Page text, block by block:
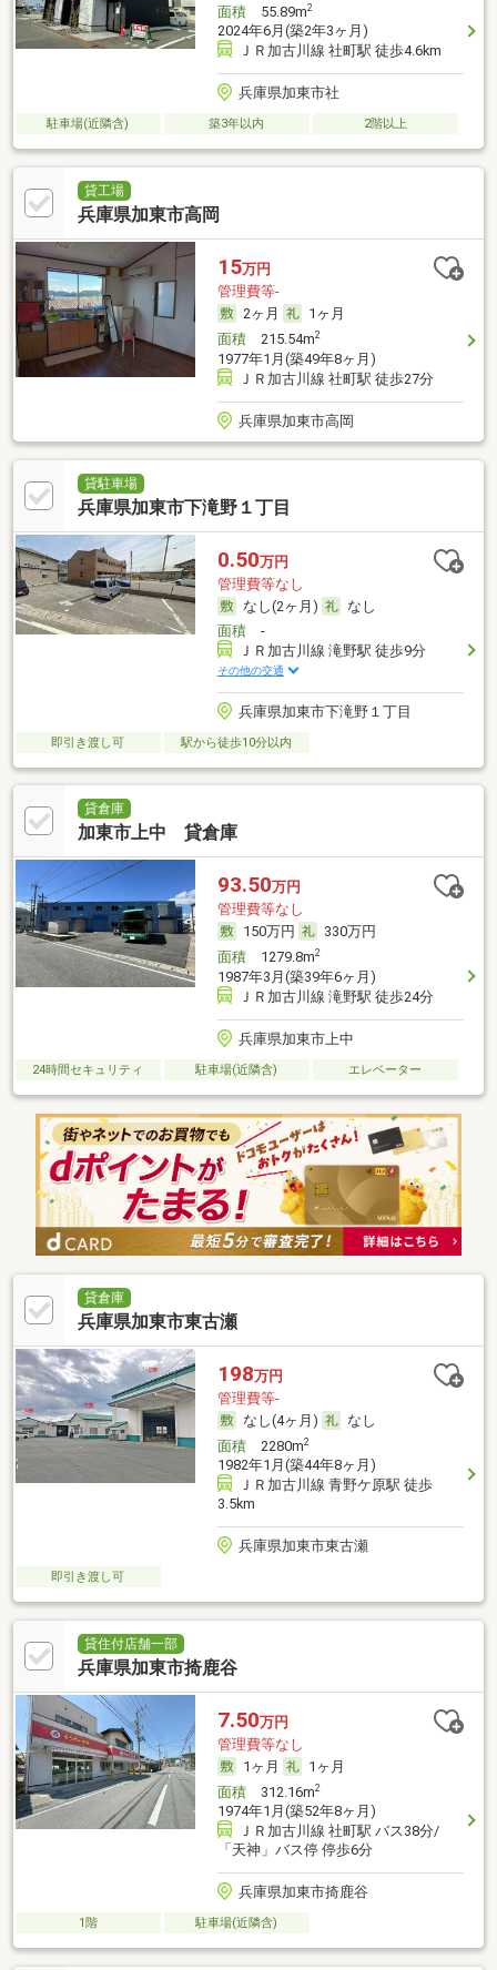
面積55.89m2
2024年6月(築2年3ヶ月)
ＪＲ加古川線 社町駅 徒歩4.6km
兵庫県加東市社
駐車場(近隣含) 築3年以内 2階以上
貸工場
兵庫県加東市高岡
15万円
管理費等-
2ヶ月
1ヶ月
面積215.54m2
1977年1月(築49年8ヶ月)
ＪＲ加古川線 社町駅 徒歩27分
兵庫県加東市高岡
貸駐車場
兵庫県加東市下滝野１丁目
0.50万円
管理費等なし
なし(2ヶ月)
なし
面積-
ＪＲ加古川線 滝野駅 徒歩9分
その他の交通
兵庫県加東市下滝野１丁目
即引き渡し可 駅から徒歩10分以内
貸倉庫
加東市上中 貸倉庫
93.50万円
管理費等なし
150万円
330万円
面積1279.8m2
1987年3月(築39年6ヶ月)
ＪＲ加古川線 滝野駅 徒歩24分
兵庫県加東市上中
24時間セキュリティ 駐車場(近隣含) エレベーター
貸倉庫
兵庫県加東市東古瀬
198万円
管理費等-
なし(4ヶ月)
なし
面積2280m2
1982年1月(築44年8ヶ月)
ＪＲ加古川線 青野ケ原駅 徒歩
3.5km
兵庫県加東市東古瀬
即引き渡し可
貸住付店舗一部
兵庫県加東市掎鹿谷
7.50万円
管理費等なし
1ヶ月
1ヶ月
面積312.16m2
1974年1月(築52年8ヶ月)
ＪＲ加古川線 社町駅 バス38分/
「天神」バス停 停歩6分
兵庫県加東市掎鹿谷
1階 駐車場(近隣含)